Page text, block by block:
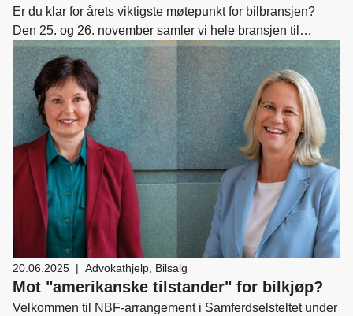
servicemarkedsdrift,HR,Ledelse og personal
Verksted, vedlikehold og reparasjon av bil,Drift og
utvikling,Bærekraft
Er du klar for årets viktigste møtepunkt for bilbransjen?
Den 25. og 26. november samler vi hele bransjen til
Bilbransjens dager 2025; to dager spekket med innsikt,
inspirasjon og nettverksbygging i toppklasse!
20.06.2025 | Advokathjelp Bilsalg
Mot "amerikanske tilstander" for bilkjøp?
Velkommen til NBF-arrangement i Samferdselsteltet under